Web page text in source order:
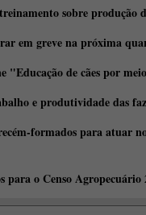
sobre produção
em greve na próxima
"Educação de cães por
e produtividade das
formados para atuar
para o Censo Agropecuário